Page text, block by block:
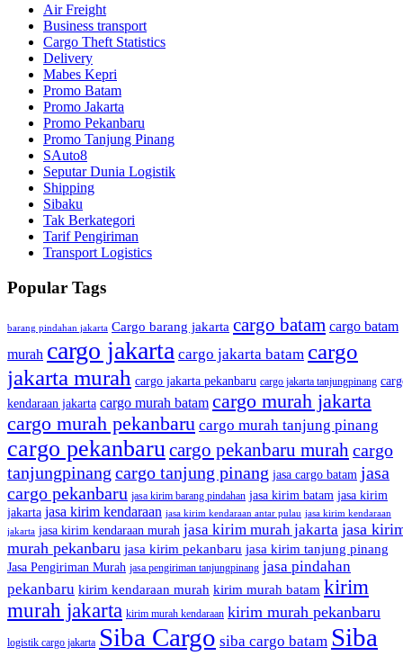
Air Freight
Business transport
Cargo Theft Statistics
Delivery
Mabes Kepri
Promo Batam
Promo Jakarta
Promo Pekanbaru
Promo Tanjung Pinang
SAuto8
Seputar Dunia Logistik
Shipping
Sibaku
Tak Berkategori
Tarif Pengiriman
Transport Logistics
Popular Tags
barang pindahan jakarta Cargo barang jakarta cargo batam cargo batam
murah cargo jakarta cargo jakarta batam cargo
jakarta murah cargo jakarta pekanbaru cargo jakarta tanjungpinang
kendaraan jakarta cargo murah batam cargo murah jakarta
cargo murah pekanbaru cargo murah tanjung pinang
cargo pekanbarucargo pekanbaru murah cargo
tanjungpinang cargo tanjung pinang jasa cargo batam jasa
cargo pekanbaru jasa kirim barang pindahan jasa kirim batam jasa kirim
jakarta jasa kirim kendaraan jasa kirim kendaraan antar pulau jasa kirim kendaraan
jakarta jasa kirim kendaraan murah jasa kirim murah jakarta jasa
murah pekanbaru jasa kirim pekanbaru jasa kirim tanjung pinang
Jasa Pengiriman Murah jasa pengiriman tanjungpinang jasa pindahan
pekanbaru kirim kendaraan murah kirim murah batam kirim
murah jakarta kirim murah kendaraan kirim murah pekanbaru
logistik cargo jakarta Siba Cargo siba cargo batam Siba